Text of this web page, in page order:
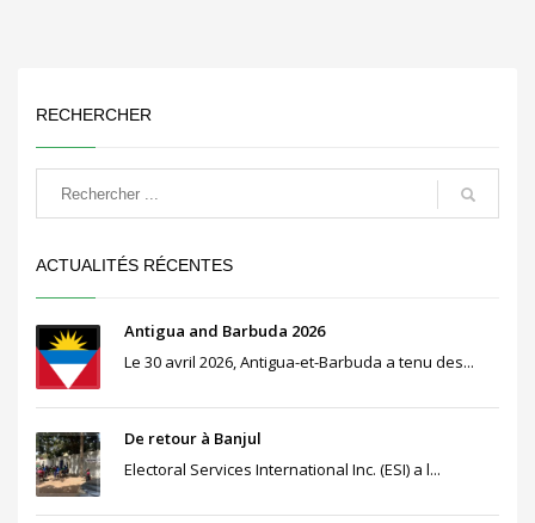
RECHERCHER
ACTUALITÉS RÉCENTES
Antigua and Barbuda 2026
Le 30 avril 2026, Antigua-et-Barbuda a tenu des...
De retour à Banjul
Electoral Services International Inc. (ESI) a l...